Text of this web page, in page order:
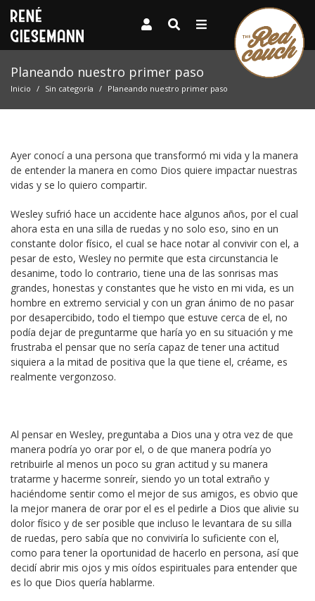
Planeando nuestro primer paso
Inicio Sin categoría Planeando nuestro primer paso
Ayer conocí a una persona que transformó mi vida y la manera
de entender la manera en como Dios quiere impactar nuestras
vidas y se lo quiero compartir.
Wesley sufrió hace un accidente hace algunos años, por el cual
ahora esta en una silla de ruedas y no solo eso, sino en un
constante dolor físico, el cual se hace notar al convivir con el, a
pesar de esto, Wesley no permite que esta circunstancia le
desanime, todo lo contrario, tiene una de las sonrisas mas
grandes, honestas y constantes que he visto en mi vida, es un
hombre en extremo servicial y con un gran ánimo de no pasar
por desapercibido, todo el tiempo que estuve cerca de el, no
podía dejar de preguntarme que haría yo en su situación y me
frustraba el pensar que no sería capaz de tener una actitud
siquiera a la mitad de positiva que la que tiene el, créame, es
realmente vergonzoso.
Al pensar en Wesley, preguntaba a Dios una y otra vez de que
manera podría yo orar por el, o de que manera podría yo
retribuirle al menos un poco su gran actitud y su manera
tratarme y hacerme sonreír, siendo yo un total extraño y
haciéndome sentir como el mejor de sus amigos, es obvio que
la mejor manera de orar por el es el pedirle a Dios que alivie su
dolor físico y de ser posible que incluso le levantara de su silla
de ruedas, pero sabía que no conviviría lo suficiente con el,
como para tener la oportunidad de hacerlo en persona, así que
decidí abrir mis ojos y mis oídos espirituales para entender que
es lo que Dios quería hablarme.